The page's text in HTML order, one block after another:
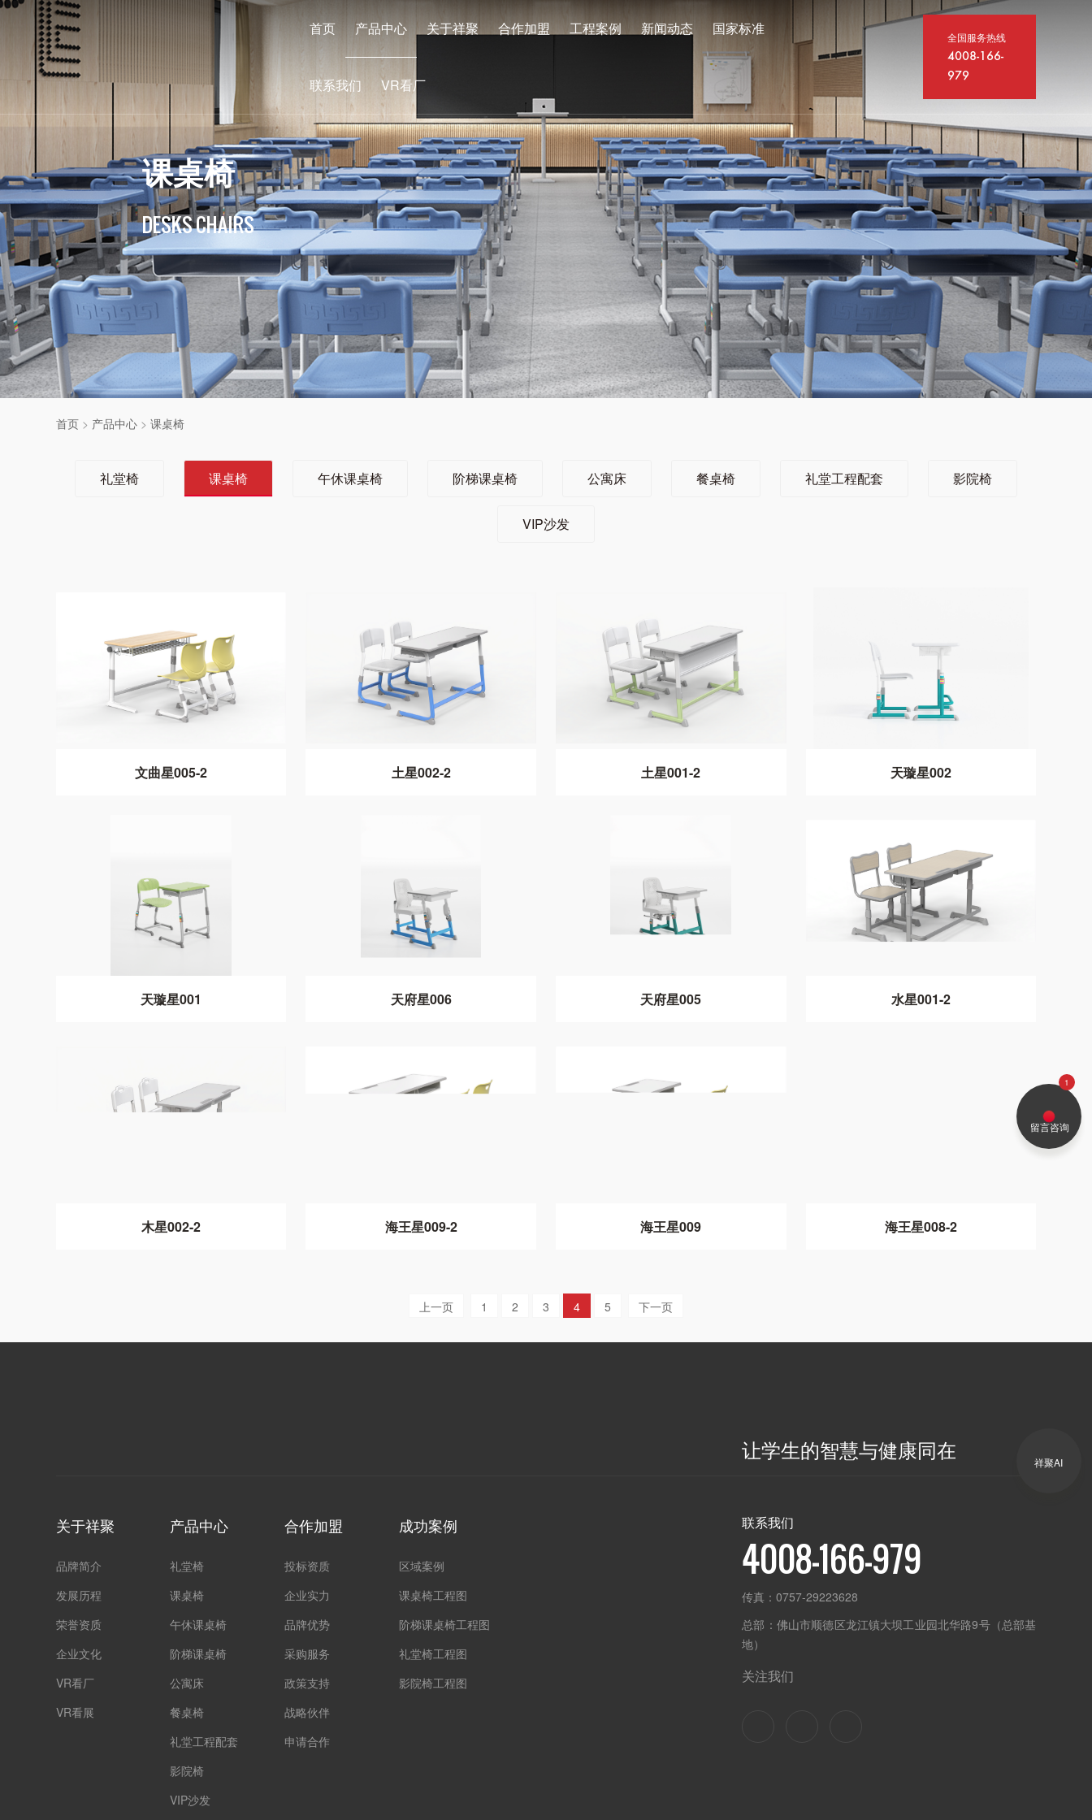
首页 产品中心 关于祥聚 合作加盟 工程案例 新闻动态 国家标准
联系我们 VR看厂
全国服务热线
4008-166-
979
课桌椅
DESKS CHAIRS
首页> 产品中心> 课桌椅
礼堂椅 课桌椅 午休课桌椅 阶梯课桌椅 公寓床 餐桌椅 礼堂工程配套 影院椅
VIP沙发
文曲星005-2 土星002-2 土星001-2 天璇星002
天璇星001 天府星006 天府星005 水星001-2
木星002-2 海王星009-2 海王星009 海王星008-2
上一页 1 2 3 4 5 下一页
让学生的智慧与健康同在
关于祥聚
品牌简介
发展历程
荣誉资质
企业文化
VR看厂
VR看展
产品中心
礼堂椅
课桌椅
午休课桌椅
阶梯课桌椅
公寓床
餐桌椅
礼堂工程配套
影院椅
VIP沙发
合作加盟
投标资质
企业实力
品牌优势
采购服务
政策支持
战略伙伴
申请合作
成功案例
区域案例
课桌椅工程图
阶梯课桌椅工程图
礼堂椅工程图
影院椅工程图
联系我们
4008-166-979
传真：0757-29223628
总部： 佛山市顺德区龙江镇大坝工业园北华路9号（总部基
地）
关注我们
留言咨询
祥聚AI